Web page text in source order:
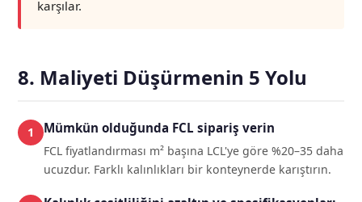
karşılar.
8. Maliyeti Düşürmenin 5 Yolu
Mümkün olduğunda FCL sipariş verin
FCL fiyatlandırması m² başına LCL'ye göre %20–35 daha
ucuzdur. Farklı kalınlıkları bir konteynerde karıştırın.